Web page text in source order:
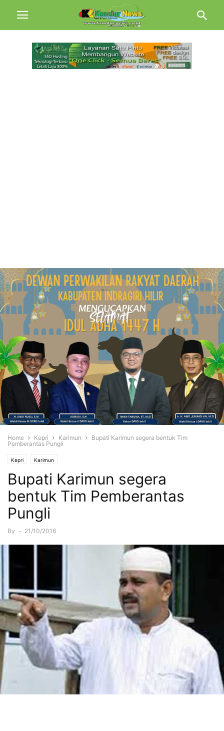
Home Kepri Karimun
Bupati Karimun segera bentuk Tim
Pemberantas Pungli
Kepri Karimun
Bupati Karimun segera
bentuk Tim Pemberantas
Pungli
By - 21/10/2016